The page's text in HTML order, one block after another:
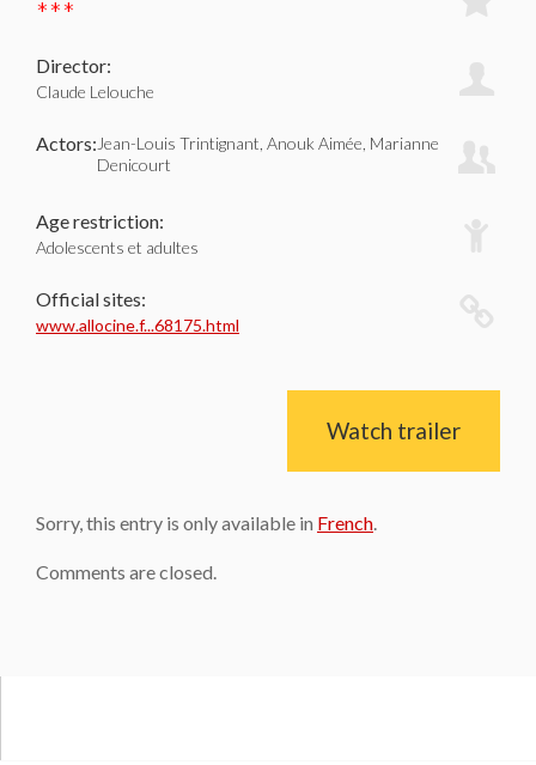
***
Director:
Claude Lelouche
Actors: Jean-Louis Trintignant, Anouk Aimée, Marianne
Denicourt
Age restriction:
Adolescents et adultes
Official sites:
www.allocine.f...68175.html
Watch trailer
Sorry, this entry is only available in French.
Comments are closed.